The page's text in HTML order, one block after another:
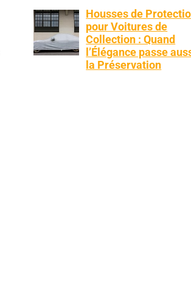
Housses de
pour Voitures de
Collection : Quand
l’Élégance passe
la Préservation